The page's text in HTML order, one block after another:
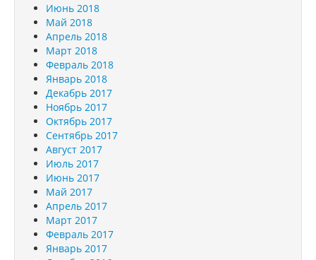
Июнь 2018
Май 2018
Апрель 2018
Март 2018
Февраль 2018
Январь 2018
Декабрь 2017
Ноябрь 2017
Октябрь 2017
Сентябрь 2017
Август 2017
Июль 2017
Июнь 2017
Май 2017
Апрель 2017
Март 2017
Февраль 2017
Январь 2017